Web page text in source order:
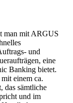
man mit ARGUS
und
eine
Banking bietet.
einem ca.
das sämtliche
und im